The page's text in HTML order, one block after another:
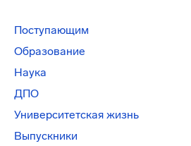
Поступающим
Образование
Наука
ДПО
Университетская жизнь
Выпускники